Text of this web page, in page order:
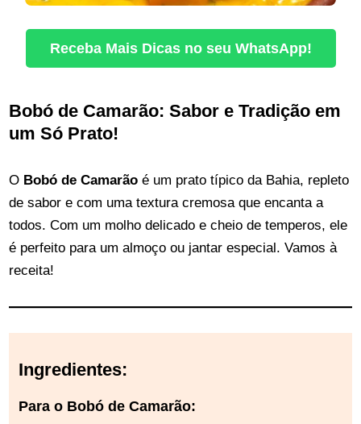
Receba Mais Dicas no seu WhatsApp!
Bobó de Camarão: Sabor e Tradição em
um Só Prato!
O Bobó de Camarão é um prato típico da Bahia, repleto
de sabor e com uma textura cremosa que encanta a
todos. Com um molho delicado e cheio de temperos, ele
é perfeito para um almoço ou jantar especial. Vamos à
receita!
Ingredientes:
Para o Bobó de Camarão: